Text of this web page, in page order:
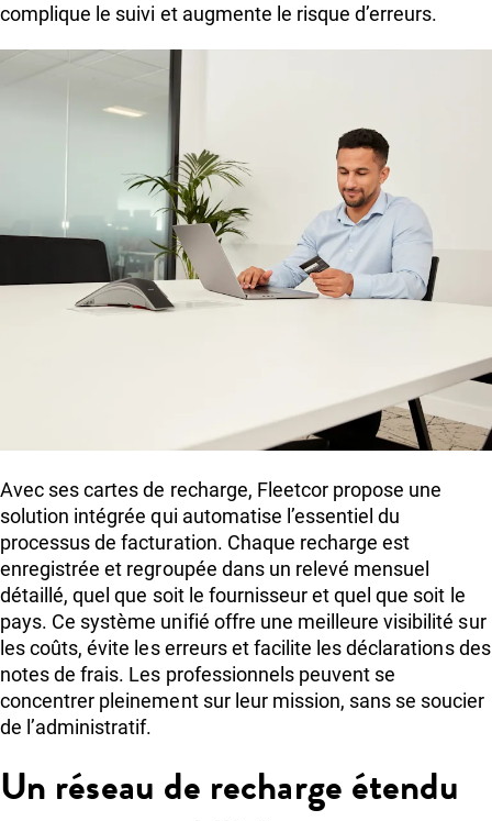
complique le suivi et augmente le risque d’erreurs.
Avec ses cartes de recharge, Fleetcor propose une
solution intégrée qui automatise l’essentiel du
processus de facturation. Chaque recharge est
enregistrée et regroupée dans un relevé mensuel
détaillé, quel que soit le fournisseur et quel que soit le
pays. Ce système unifié offre une meilleure visibilité sur
les coûts, évite les erreurs et facilite les déclarations des
notes de frais. Les professionnels peuvent se
concentrer pleinement sur leur mission, sans se soucier
de l’administratif.
Un réseau de recharge étendu